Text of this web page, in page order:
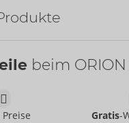
beim
Preise Gratis-